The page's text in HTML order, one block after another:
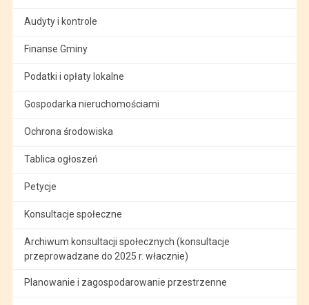
Audyty i kontrole
Finanse Gminy
Podatki i opłaty lokalne
Gospodarka nieruchomościami
Ochrona środowiska
Tablica ogłoszeń
Petycje
Konsultacje społeczne
Archiwum konsultacji społecznych (konsultacje
przeprowadzane do 2025 r. włacznie)
Planowanie i zagospodarowanie przestrzenne